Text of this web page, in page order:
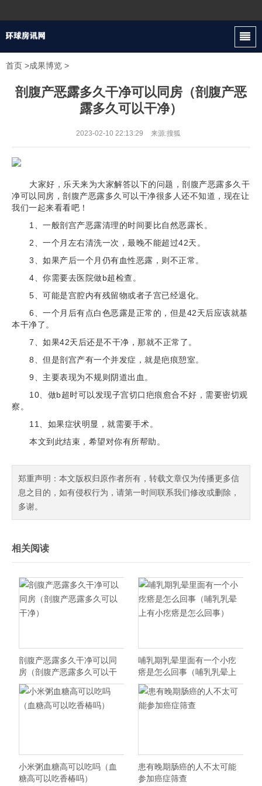
首页 >成果博览 >
剖腹产恶露多久干净可以同房（剖腹产恶
露多久可以干净）
2023-02-10 22:13:29 来源:搜狐
大家好，乐天来为大家解答以下的问题，剖腹产恶露多久干
净可以同房，剖腹产恶露多久可以干净很多人还不知道，现在让
我们一起来看看吧！
1、一般剖宫产恶露清理的时间要比自然恶露长。
2、一个月左右清洗一次，最晚不能超过42天。
3、如果产后一个月仍有血性恶露，则不正常。
4、你需要去医院做b超检查。
5、可能是宫腔内有残留物或者子宫已经退化。
6、一个月后有点白色恶露是正常的，但是42天后应该就基
本干净了。
7、如果42天后还是不干净，那就不正常了。
8、但是剖宫产有一个并发症，就是疤痕憩室。
9、主要表现为不规则阴道出血。
10、做b超时可以发现子宫切口疤痕愈合不好，需要密切观
察。
11、如果症状明显，就需要手术。
本文到此结束，希望对你有所帮助。
郑重声明：本文版权归原作者所有，转载文章仅为传播更多信
息之目的，如有侵权行为，请第一时间联系我们修改或删除，
多谢。
相关阅读
剖腹产恶露多久干净可以同
房（剖腹产恶露多久可以干
净）
哺乳期乳晕里面有一个小疙
瘩是怎么回事（哺乳乳晕上
有小疙瘩是怎么回事）
小米粥血糖高可以吃吗（血
糖高可以吃香椿吗）
患有晚期肠癌的人不太可能
参加癌症筛查